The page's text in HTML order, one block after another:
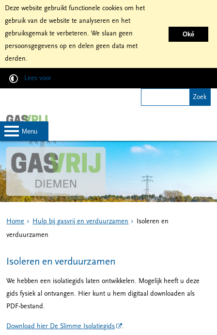
Deze website gebruikt functionele cookies om het
gebruik van de website te analyseren en het
gebruiksgemak te verbeteren. We slaan geen
persoonsgegevens op en delen geen data met
derden.
Oké
Lees voor
menu
Home Hulp bij gasvrij en verduurzamen
Isoleren en
verduurzamen
Isoleren en verduurzamen
We hebben een isolatiegids laten ontwikkelen. Mogelijk heeft u deze
gids fysiek al ontvangen. Hier kunt u hem digitaal downloaden als
PDF-bestand.
Download hier De Slimme Isolatiegids .